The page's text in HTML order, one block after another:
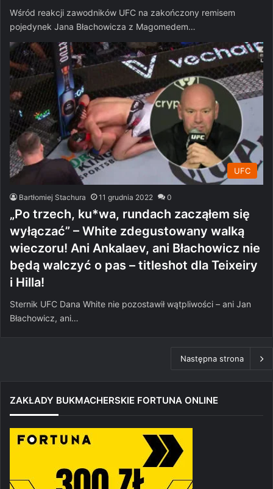
Wśród reakcji zawodników UFC na zakończony remisem
pojedynek Jana Błachowicza z Magomedem…
UFC
Bartłomiej Stachura 11 grudnia 2022 0
„Po trzech, ku*wa, rundach zacząłem się
wyłączać” – White zdegustowany walką
wieczoru! Ani Ankalaev, ani Błachowicz nie
będą walczyć o pas – titleshot dla Teixeiry
i Hilla!
Sternik UFC Dana White nie pozostawił wątpliwości – ani Jan
Błachowicz, ani…
Następna strona
ZAKŁADY BUKMACHERSKIE FORTUNA ONLINE